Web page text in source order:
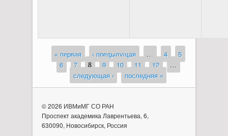
Страницы
« первая ‹ предыдущая … 4
5
6
7 8 9 10 11 12
…
следующая ›
последняя »
© 2026 ИВМиМГ СО РАН
Проспект академика Лаврентьева, 6,
630090, Новосибирск, Россия